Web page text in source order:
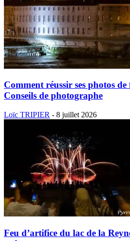
Comment réussir ses photos de
Conseils de photographe
Loïc TRIPIER - 8 juillet 2026
Feu d’artifice du lac de la